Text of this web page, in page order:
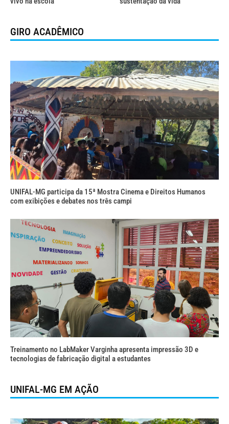
GIRO ACADÊMICO
UNIFAL-MG participa da 15ª Mostra Cinema e Direitos Humanos
com exibições e debates nos três campi
Treinamento no LabMaker Varginha apresenta impressão 3D e
tecnologias de fabricação digital a estudantes
UNIFAL-MG EM AÇÃO